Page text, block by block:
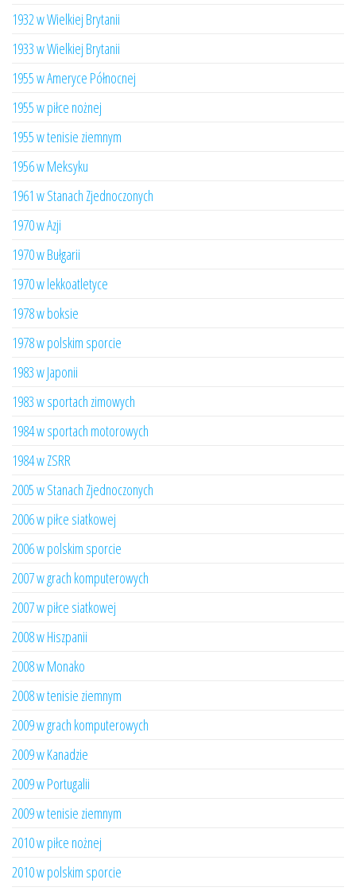
1932 w Wielkiej Brytanii
1933 w Wielkiej Brytanii
1955 w Ameryce Północnej
1955 w piłce nożnej
1955 w tenisie ziemnym
1956 w Meksyku
1961 w Stanach Zjednoczonych
1970 w Azji
1970 w Bułgarii
1970 w lekkoatletyce
1978 w boksie
1978 w polskim sporcie
1983 w Japonii
1983 w sportach zimowych
1984 w sportach motorowych
1984 w ZSRR
2005 w Stanach Zjednoczonych
2006 w piłce siatkowej
2006 w polskim sporcie
2007 w grach komputerowych
2007 w piłce siatkowej
2008 w Hiszpanii
2008 w Monako
2008 w tenisie ziemnym
2009 w grach komputerowych
2009 w Kanadzie
2009 w Portugalii
2009 w tenisie ziemnym
2010 w piłce nożnej
2010 w polskim sporcie